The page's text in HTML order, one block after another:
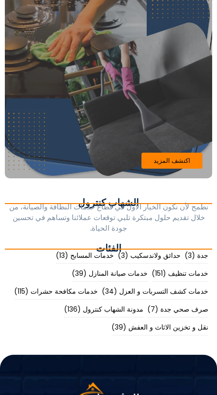
الشهاب كنترول
نطمح لأن نكون الخيار الأول في قطاع خدمات النظافة والصيانة، من
خلال تقديم حلول مبتكرة تلبي توقعات عملائنا وتساهم في تحسين
جودة الحياة.
اكتشف المزيد
الفئات
جدة (3) حدائق ولاندسكيب (3) خدمات المسابح (13)
خدمات تنظيف (151) خدمات صيانة المنازل (39)
خدمات كشف التسربات و العزل (34) خدمات مكافحة حشرات (115)
صرف صحي جدة (7) مدونة الشهاب كنترول (136)
نقل و تخزين الاثاث و العفش (39)